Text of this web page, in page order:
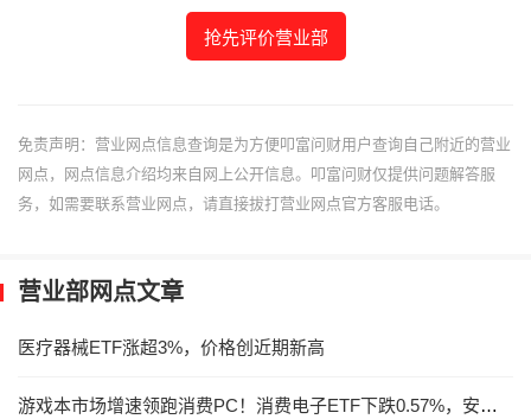
抢先评价营业部
免责声明：营业网点信息查询是为方便叩富问财用户查询自己附近的营业
网点，网点信息介绍均来自网上公开信息。叩富问财仅提供问题解答服
务，如需要联系营业网点，请直接拔打营业网点官方客服电话。
营业部网点文章
医疗器械ETF涨超3%，价格创近期新高
游戏本市场增速领跑消费PC！消费电子ETF下跌0.57%，安克创新上涨4.03%